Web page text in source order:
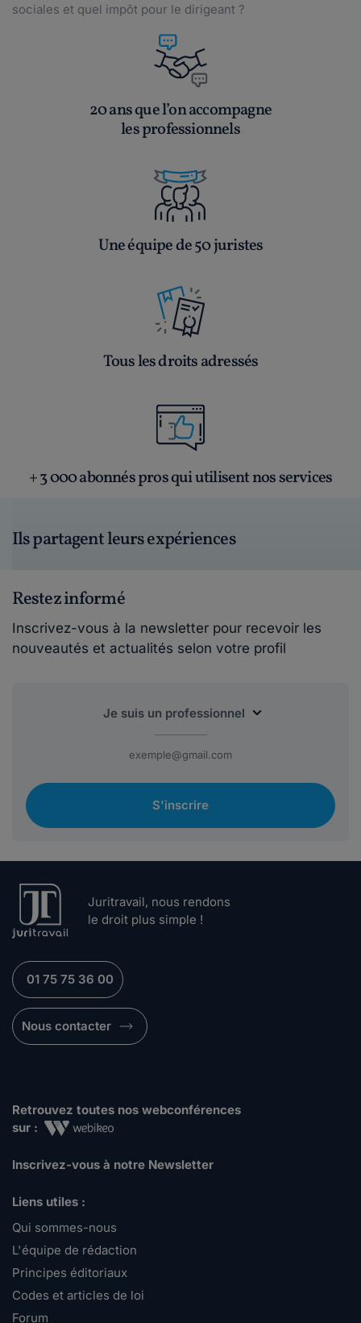
sociales et quel impôt pour le dirigeant ?
20 ans que l’on accompagne
les professionnels
Une équipe de 50 juristes
Tous les droits adressés
+ 3 000 abonnés pros qui utilisent nos services
Ils partagent leurs expériences
Restez informé
Inscrivez-vous à la newsletter pour recevoir les
nouveautés et actualités selon votre profil
S'inscrire
Juritravail, nous rendons
le droit plus simple !
01 75 75 36 00
Nous contacter
Retrouvez toutes nos webconférences
sur :
Inscrivez-vous à notre Newsletter
Liens utiles :
Qui sommes-nous
L'équipe de rédaction
Principes éditoriaux
Codes et articles de loi
Forum